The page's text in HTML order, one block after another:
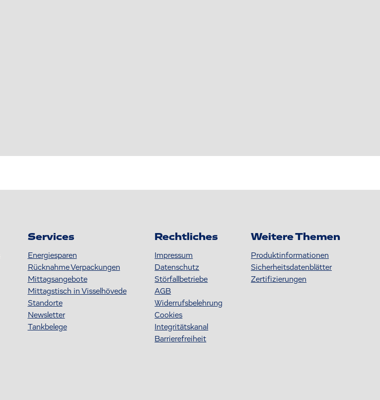
Services
Energiesparen
Rücknahme Verpackungen
Mittagsangebote
Mittagstisch in Visselhövede
Standorte
Newsletter
Tankbelege
Rechtliches
Impressum
Datenschutz
Störfallbetriebe
AGB
Widerrufsbelehrung
Cookies
Integritätskanal
Barrierefreiheit
Weitere Themen
Produktinformationen
S icherheitsdatenblätter
Zertifizierungen